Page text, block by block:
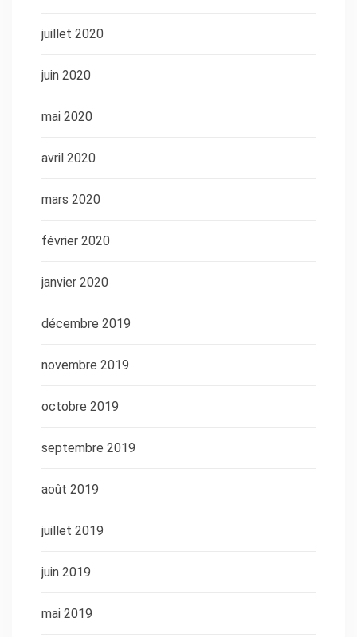
juillet 2020
juin 2020
mai 2020
avril 2020
mars 2020
février 2020
janvier 2020
décembre 2019
novembre 2019
octobre 2019
septembre 2019
août 2019
juillet 2019
juin 2019
mai 2019